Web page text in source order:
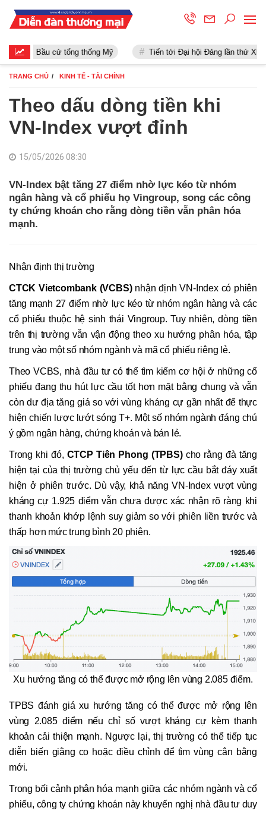
Bầu cử tổng thống Mỹ Tiến tới Đại hội Đảng lần thứ XIII
TRANG CHỦ KINH TẾ - TÀI CHÍNH
Theo dấu dòng tiền khi
VN-Index vượt đỉnh
15/05/2026 08:30
VN-Index bật tăng 27 điểm nhờ lực kéo từ nhóm
ngân hàng và cổ phiếu họ Vingroup, song các công
ty chứng khoán cho rằng dòng tiền vẫn phân hóa
mạnh.
Nhận định thị trường
CTCK Vietcombank (VCBS)nhận định VN-Index có phiên
tăng mạnh 27 điểm nhờ lực kéo từ nhóm ngân hàng và các
cổ phiếu thuộc hệ sinh thái Vingroup. Tuy nhiên, dòng tiền
trên thị trường vẫn vận động theo xu hướng phân hóa, tập
trung vào một số nhóm ngành và mã cổ phiếu riêng lẻ.
Theo VCBS, nhà đầu tư có thể tìm kiếm cơ hội ở những cổ
phiếu đang thu hút lực cầu tốt hơn mặt bằng chung và vẫn
còn dư địa tăng giá so với vùng kháng cự gần nhất để thực
hiện chiến lược lướt sóng T+. Một số nhóm ngành đáng chú
ý gồm ngân hàng, chứng khoán và bán lẻ.
Trong khi đó, CTCP Tiên Phong (TPBS) cho rằng đà tăng
hiện tại của thị trường chủ yếu đến từ lực cầu bắt đáy xuất
hiện ở phiên trước. Dù vậy, khả năng VN-Index vượt vùng
kháng cự 1.925 điểm vẫn chưa được xác nhận rõ ràng khi
thanh khoản khớp lệnh suy giảm so với phiên liền trước và
thấp hơn mức trung bình 20 phiên.
Xu hướng tăng có thể được mở rộng lên vùng 2.085 điểm.
TPBS đánh giá xu hướng tăng có thể được mở rộng lên
vùng 2.085 điểm nếu chỉ số vượt kháng cự kèm thanh
khoản cải thiện mạnh. Ngược lại, thị trường có thể tiếp tục
diễn biến giằng co hoặc điều chỉnh để tìm vùng cân bằng
mới.
Trong bối cảnh phân hóa mạnh giữa các nhóm ngành và cổ
phiếu, công ty chứng khoán này khuyến nghị nhà đầu tư duy